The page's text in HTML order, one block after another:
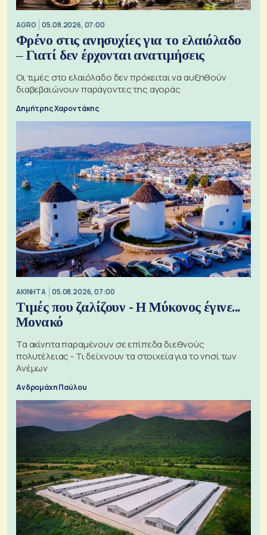
AGRO 05.08.2026, 07:00
Φρένο στις ανησυχίες για το ελαιόλαδο
– Γιατί δεν έρχονται ανατιμήσεις
Οι τιμές στο ελαιόλαδο δεν πρόκειται να αυξηθούν
διαβεβαιώνουν παράγοντες της αγοράς
Δημήτρης Χαροντάκης
ΑΚΙΝΗΤΑ 05.08.2026, 07:00
Τιμές που ζαλίζουν - Η Μύκονος έγινε...
Μονακό
Τα ακίνητα παραμένουν σε επίπεδα διεθνούς
πολυτέλειας - Τι δείχνουν τα στοιχεία για το νησί των
Ανέμων
Ανδρομάχη Παύλου